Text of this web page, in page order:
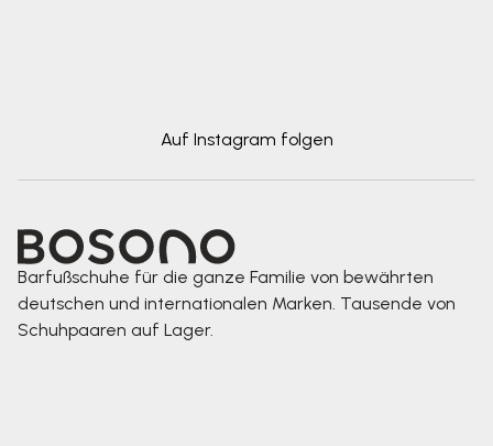
Auf Instagram folgen
Barfußschuhe für die ganze Familie von bewährten
deutschen und internationalen Marken. Tausende von
Schuhpaaren auf Lager.